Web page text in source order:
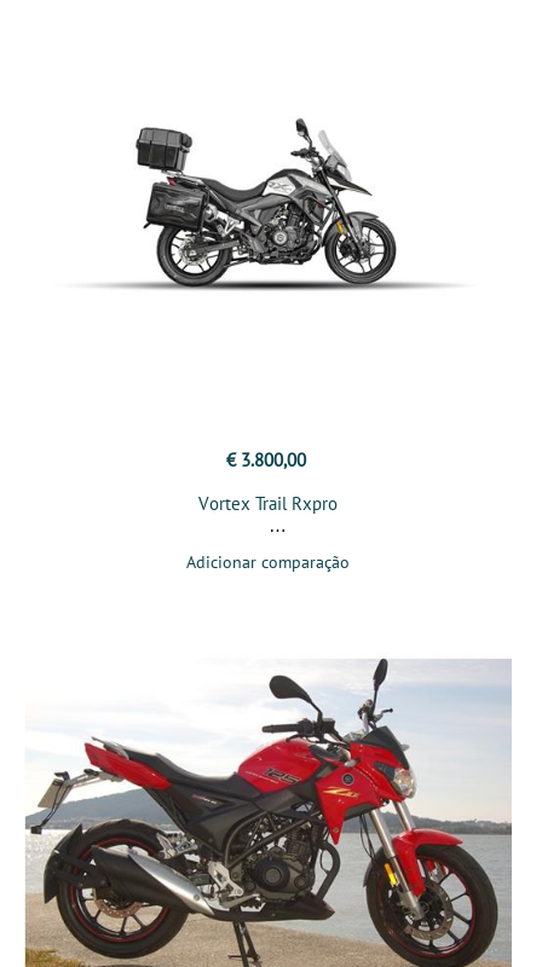
€ 3.800,00
Vortex Trail Rxpro
Adicionar comparação